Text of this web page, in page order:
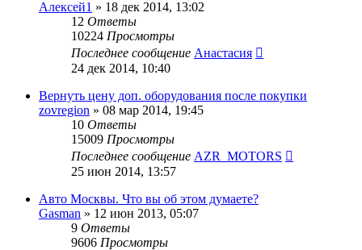
Алексей1 » 18 дек 2014, 13:02
12 Ответы
10224 Просмотры
Последнее сообщение Анастасия
24 дек 2014, 10:40
Вернуть цену доп. оборудования после покупки
zovregion » 08 мар 2014, 19:45
10 Ответы
15009 Просмотры
Последнее сообщение AZR_MOTORS
25 июн 2014, 13:57
Авто Москвы. Что вы об этом думаете?
Gasman » 12 июн 2013, 05:07
9 Ответы
9606 Просмотры